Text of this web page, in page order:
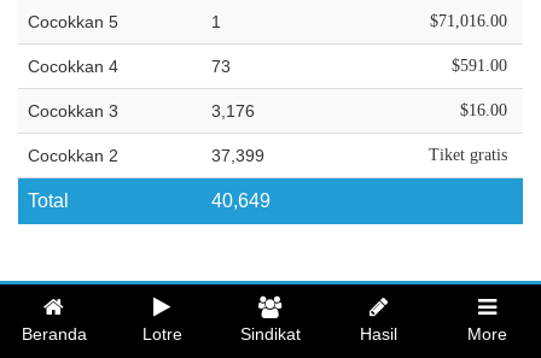
Cocokkan 5 1 $71,016.00
Cocokkan 4 73 $591.00
Cocokkan 3 3,176 $16.00
Cocokkan 2 37,399 Tiket gratis
Total 40,649
Beranda Lotre Sindikat Hasil More